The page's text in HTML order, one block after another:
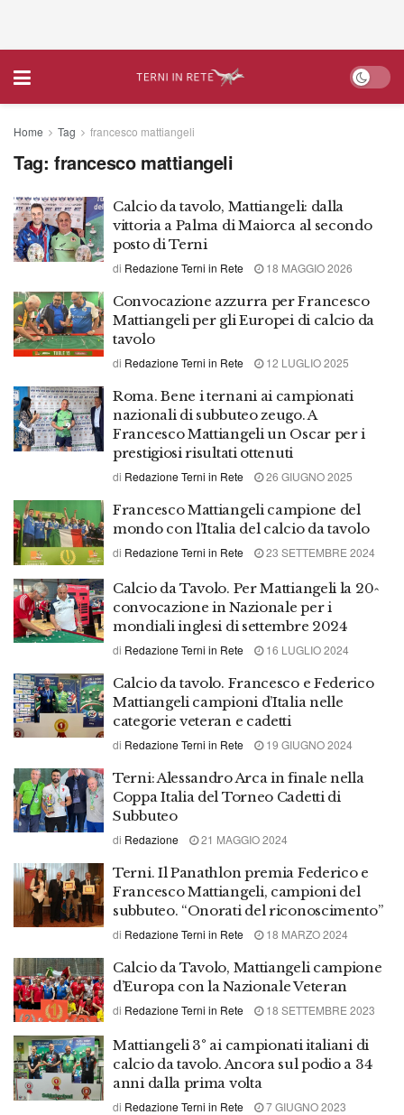
Home Tag francesco mattiangeli
Tag: francesco mattiangeli
Calcio da tavolo, Mattiangeli: dalla
vittoria a Palma di Maiorca al secondo
posto di Terni
di Redazione Terni in Rete 18 MAGGIO 2026
Convocazione azzurra per Francesco
Mattiangeli per gli Europei di calcio da
tavolo
di Redazione Terni in Rete 12 LUGLIO 2025
Roma. Bene i ternani ai campionati
nazionali di subbuteo zeugo. A
Francesco Mattiangeli un Oscar per i
prestigiosi risultati ottenuti
di Redazione Terni in Rete 26 GIUGNO 2025
Francesco Mattiangeli campione del
mondo con l’Italia del calcio da tavolo
di Redazione Terni in Rete 23 SETTEMBRE 2024
Calcio da Tavolo. Per Mattiangeli la 20^
convocazione in Nazionale per i
mondiali inglesi di settembre 2024
di Redazione Terni in Rete 16 LUGLIO 2024
Calcio da tavolo. Francesco e Federico
Mattiangeli campioni d’Italia nelle
categorie veteran e cadetti
di Redazione Terni in Rete 19 GIUGNO 2024
Terni: Alessandro Arca in finale nella
Coppa Italia del Torneo Cadetti di
Subbuteo
di Redazione 21 MAGGIO 2024
Terni. Il Panathlon premia Federico e
Francesco Mattiangeli, campioni del
subbuteo. “Onorati del riconoscimento”
di Redazione Terni in Rete 18 MARZO 2024
Calcio da Tavolo, Mattiangeli campione
d’Europa con la Nazionale Veteran
di Redazione Terni in Rete 18 SETTEMBRE 2023
Mattiangeli 3° ai campionati italiani di
calcio da tavolo. Ancora sul podio a 34
anni dalla prima volta
di Redazione Terni in Rete 7 GIUGNO 2023